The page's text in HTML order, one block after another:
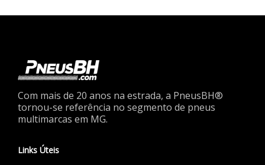
Com mais de 20 anos na estrada, a PneusBH®
tornou-se referência no segmento de pneus
multimarcas em MG.
Links Úteis